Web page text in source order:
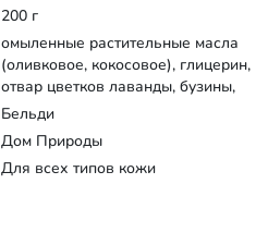
200 г
омыленные растительные масла
(оливковое, кокосовое), глицерин,
отвар цветков лаванды, бузины,
экстракты лаванды, шалфея,
кислота, кокоглюкозид,
масло виноградных косточек, цветки
лаванды, зола древесная, янтарная
Развернуть состав
Бельди
Дом Природы
Для всех типов кожи